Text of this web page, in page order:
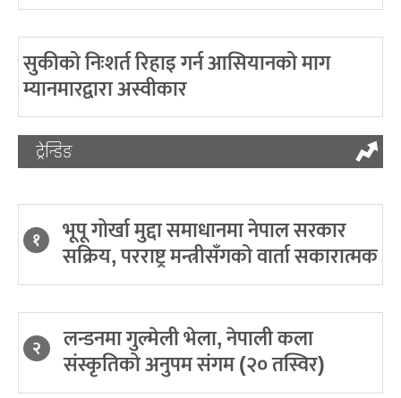
सुकीको निःशर्त रिहाइ गर्न आसियानको माग
म्यानमारद्वारा अस्वीकार
ट्रेन्डिङ
१ भूपू गोर्खा मुद्दा समाधानमा नेपाल सरकार
सक्रिय, परराष्ट्र मन्त्रीसँगको वार्ता सकारात्मक
२ लन्डनमा गुल्मेली भेला, नेपाली कला
संस्कृतिको अनुपम संगम (२० तस्विर)